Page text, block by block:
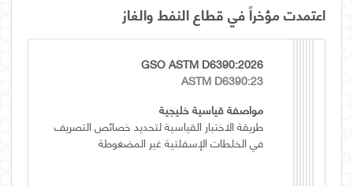
اعتمدت مؤخراً في قطاع النفط والغاز
GSO ASTM D6390:2026
ASTM D6390:23
مواصفة قياسية خليجية
طريقة الاختبار القياسية لتحديد خصائص التصريف
في الخلطات الإسفلتية غير المضغوطة